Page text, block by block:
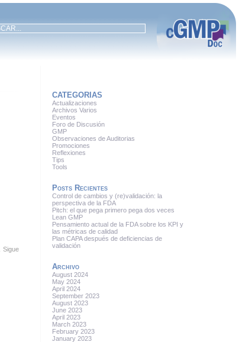
Sigue
CATEGORIAS
Actualizaciones
Archivos Varios
Eventos
Foro de Discusión
GMP
Observaciones de Auditorias
Promociones
Reflexiones
Tips
Tools
Posts Recientes
Control de cambios y (re)validación: la
perspectiva de la FDA
Pitch: el que pega primero pega dos veces
Lean GMP
Pensamiento actual de la FDA sobre los KPI y
las métricas de calidad
Plan CAPA después de deficiencias de
validación
Archivo
August 2024
May 2024
April 2024
September 2023
August 2023
June 2023
April 2023
March 2023
February 2023
January 2023